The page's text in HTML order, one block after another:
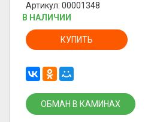
Артикул: 00001348
В НАЛИЧИИ
КУПИТЬ
ОБМАН В КАМИНАХ